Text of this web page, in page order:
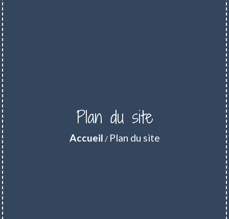
Plan du site
Accueil / Plan du site